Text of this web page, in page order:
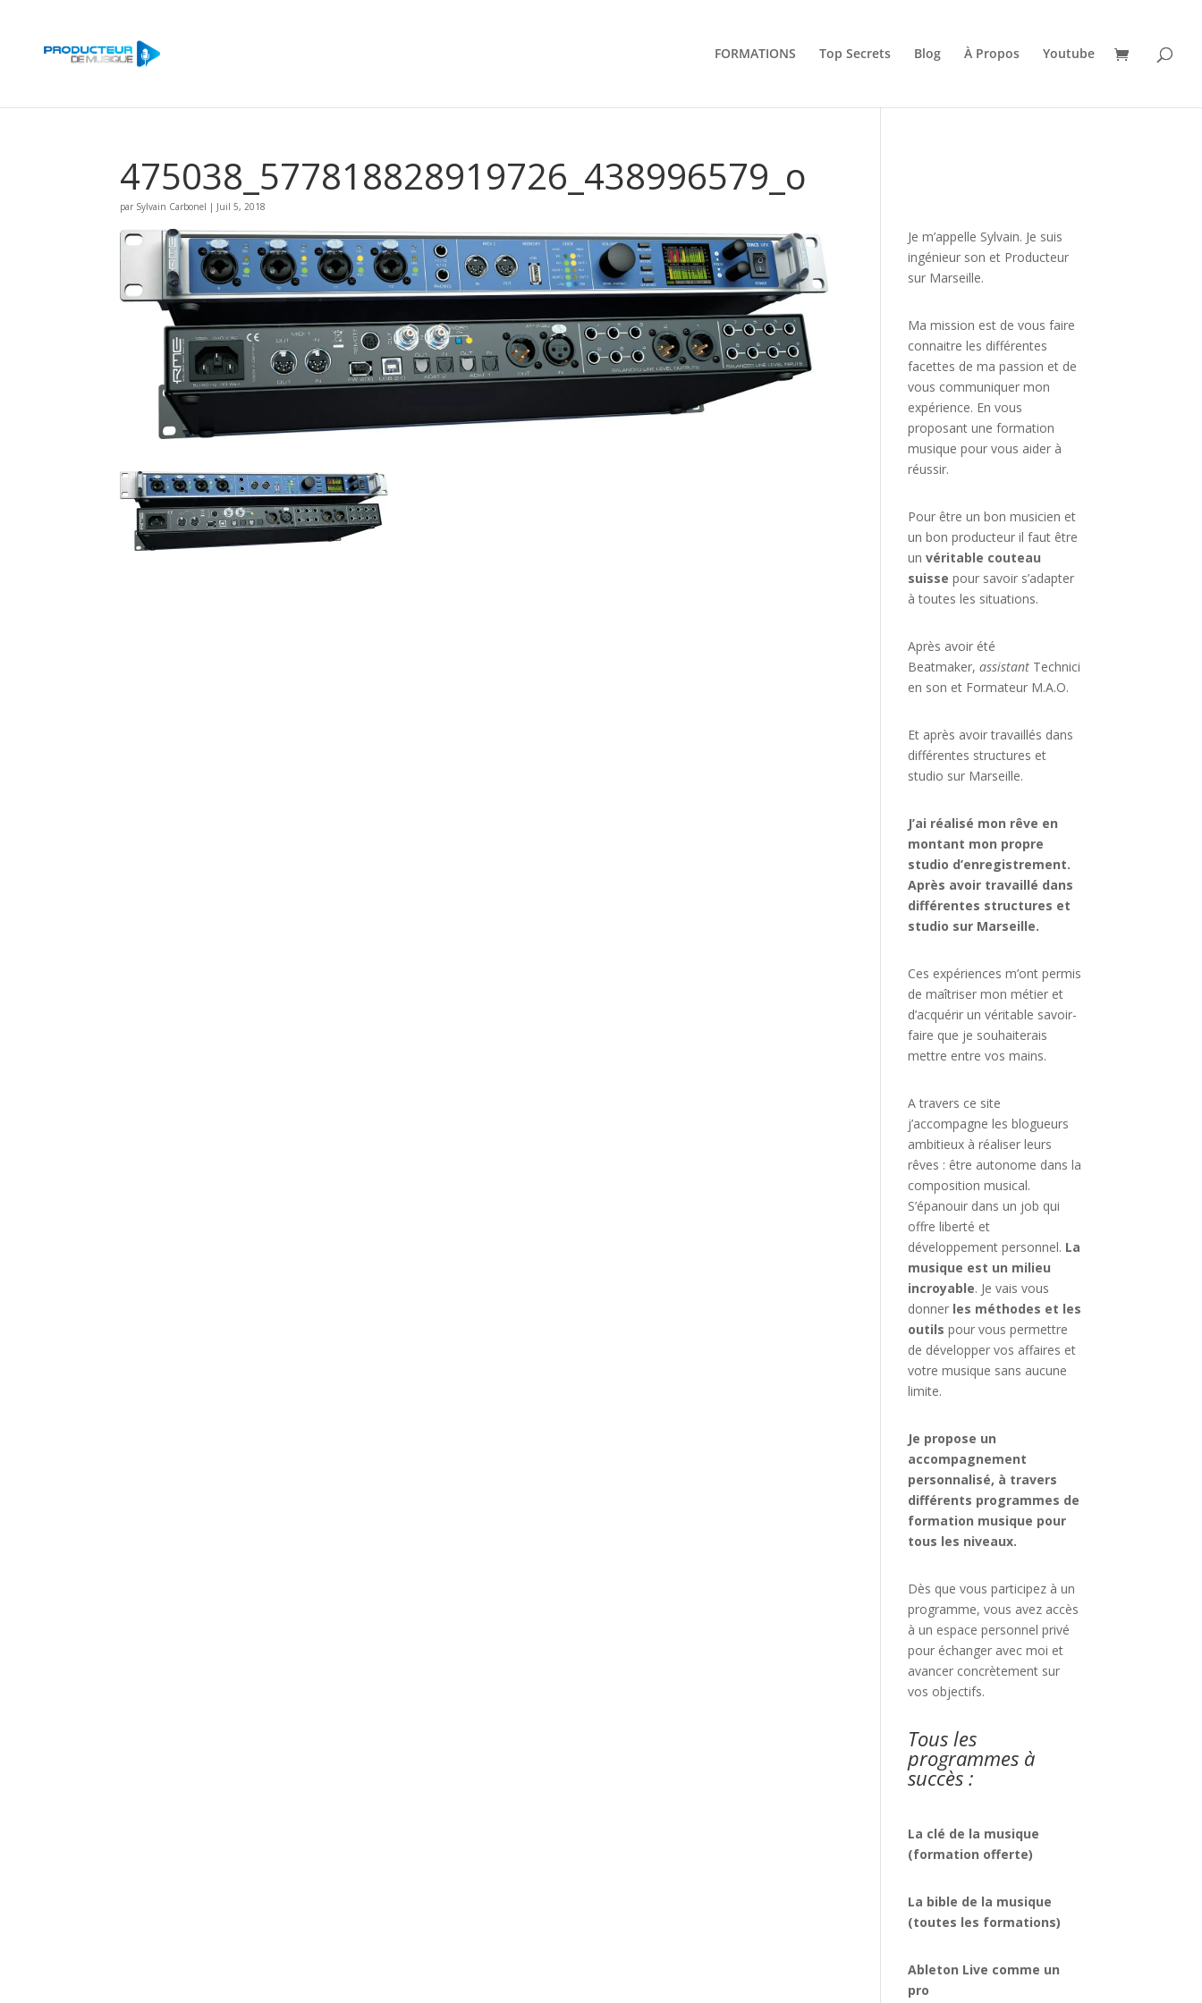
FORMATIONS Top Secrets Blog À Propos Youtube
475038_577818828919726_438996579_o
par Sylvain Carbonel | Juil 5, 2018
Je m’appelle Sylvain. Je suis
ingénieur son et Producteur
sur Marseille.
Ma mission est de vous faire
connaitre les différentes
facettes dema passion et de
vous communiquer mon
expérience. En vous
proposant une formation
musique pour vous aider à
réussir.
Pour être un bon musicien et
un bon producteur il faut être
unvéritable couteau
suisse pour savoir s’adapter
à toutes les situations.
Après avoir été
Beatmaker,assistant Technici
en son et Formateur M.A.O.
Et après avoir travaillés dans
différentes structures et
studio sur Marseille.
J’ai réalisé mon rêve en
montant mon propre
studio d’enregistrement.
Après avoir travaillé dans
différentes structures et
studio sur Marseille.
Ces expériences m’ont permis
de maîtriser mon métier et
d’acquérir un véritable savoir-
faire que je souhaiterais
mettre entre vos mains.
A travers ce site
j’accompagne les blogueurs
ambitieux à réaliser leurs
rêves : être autonome dans la
composition musical.
S’épanouir dans un job qui
offre liberté et
développement personnel. La
musique est un milieu
incroyable. Je vais vous
donner les méthodes et les
outils pour vous permettre
de développer vos affaires et
votre musique sans aucune
limite.
Je propose un
accompagnement
personnalisé, à travers
différents programmes de
formation musique pour
tous les niveaux.
Dès que vous participez à un
programme, vous avez accès
à un espace personnel privé
pour échanger avec moi et
avancer concrètement sur
vos objectifs.
Tous les
programmes à
succès :
La clé de la musique
(formation offerte)
La bible de la musique
(toutes les formations)
Ableton Live comme un
pro